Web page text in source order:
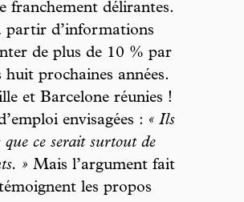
franchement délirantes.
partir d’informations
de plus de 10 % par
prochaines années.
et Barcelone réunies !
envisagées : « Ils
que ce serait surtout de
» Mais l’argument fait
les propos